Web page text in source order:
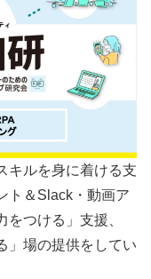
キルを身に着ける支
ト＆Slack・動画ア
つける」支援、
」場の提供をしてい